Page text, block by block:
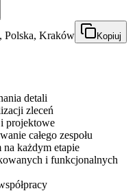
Polska, Kraków Kopiuj
detali
zleceń
projektowe
całego zespołu
każdym etapie
i funkcjonalnych